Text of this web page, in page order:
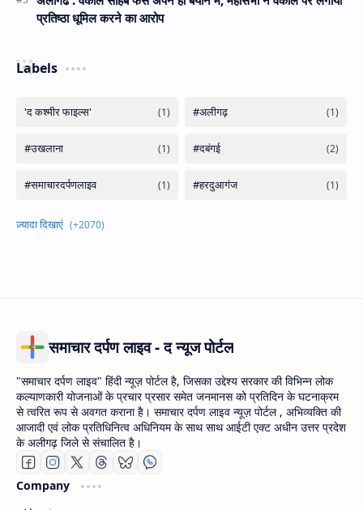
प्रतिष्ठा धूमिल करने का आरोप
Labels
समाचार दर्पण लाइव - द न्यूज पोर्टल
"समाचार दर्पण लाइव" हिंदी न्यूज़ पोर्टल है, जिसका उद्देश्य सरकार की विभिन्न लोक
कल्याणकारी योजनाओं के प्रचार प्रसार समेत जनमानस को प्रतिदिन के घटनाक्रम
से त्वरित रूप से अवगत कराना है। समाचार दर्पण लाइव न्यूज़ पोर्टल , अभिव्यक्ति की
आजादी एवं लोक प्रतिधिनित्व अधिनियम के साथ साथ आईटी एक्ट अधीन उत्तर प्रदेश
के अलीगढ़ जिले से संचालित है।
Company